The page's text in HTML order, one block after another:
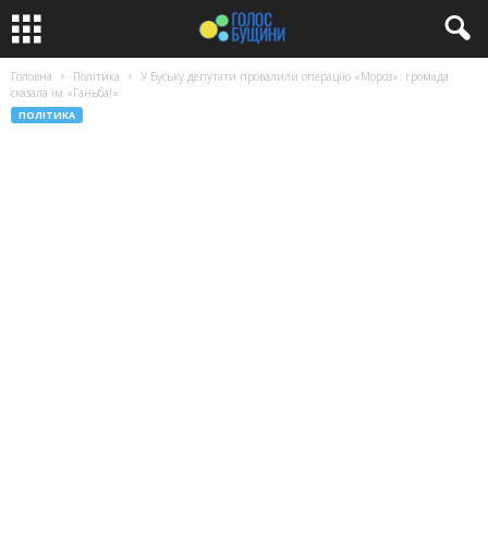
Головна Політика
У Буську депутати провалили операцію «Мороз»: громада
сказала їм «Ганьба!»
ПОЛІТИКА